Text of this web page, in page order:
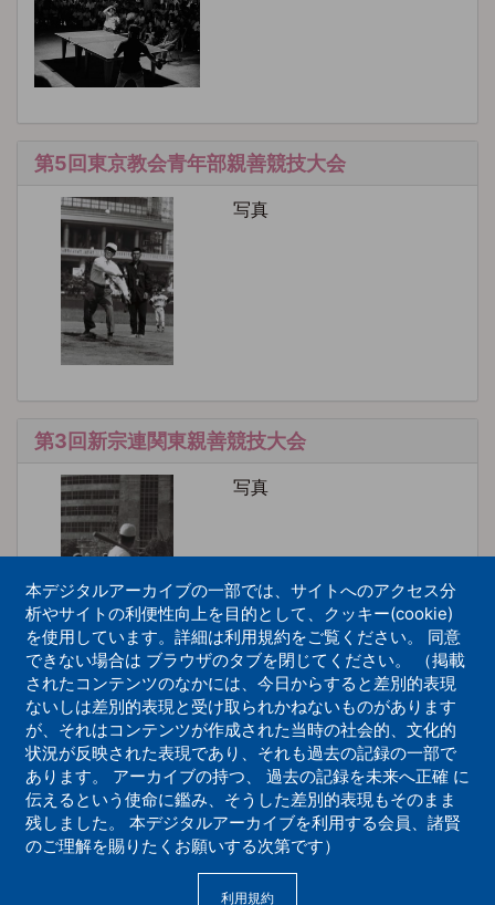
第5回東京教会青年部親善競技大会
写真
第3回新宗連関東親善競技大会
写真
第３回全国青年部親善競技大会 バレーボール
写真
本デジタルアーカイブの一部では、サイトへのアクセス分
析やサイトの利便性向上を目的として、クッキー(cookie)
を使用しています。詳細は利用規約をご覧ください。 同意
できない場合は ブラウザのタブを閉じてください。 （掲載
されたコンテンツのなかには、今日からすると差別的表現
ないしは差別的表現と受け取られかねないものがあります
が、それはコンテンツが作成された当時の社会的、文化的
状況が反映された表現であり、それも過去の記録の一部で
あります。 アーカイブの持つ、 過去の記録を未来へ正確 に
伝えるという使命に鑑み、そうした差別的表現もそのまま
残しました。 本デジタルアーカイブを利用する会員、諸賢
のご理解を賜りたくお願いする次第です）
利用規約